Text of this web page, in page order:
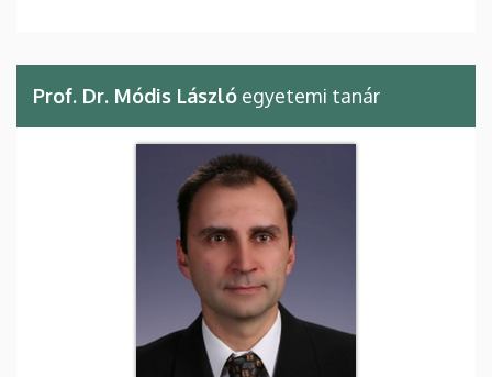
Prof. Dr. Módis László egyetemi tanár